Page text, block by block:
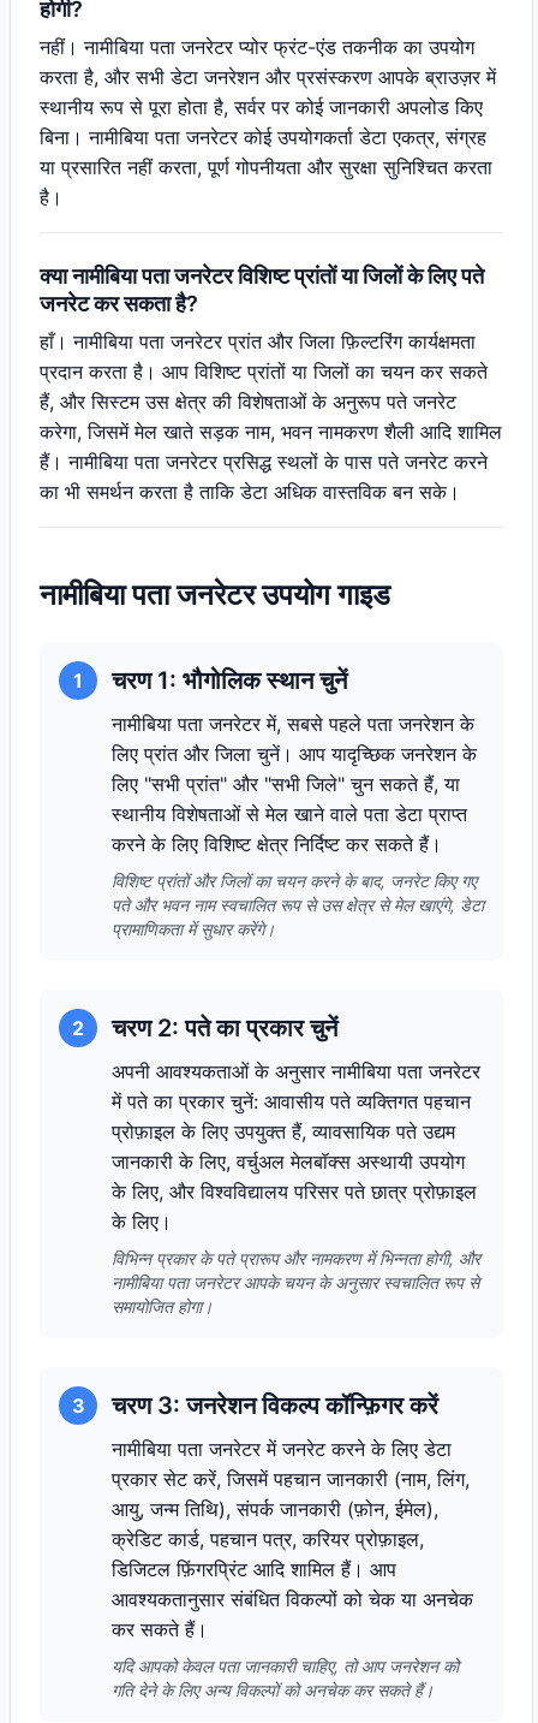
होगी?
नहीं। नामीबिया पता जनरेटर प्योर फ्रंट-एंड तकनीक का उपयोग
करता है, और सभी डेटा जनरेशन और प्रसंस्करण आपके ब्राउज़र में
स्थानीय रूप से पूरा होता है, सर्वर पर कोई जानकारी अपलोड किए
बिना। नामीबिया पता जनरेटर कोई उपयोगकर्ता डेटा एकत्र, संग्रह
या प्रसारित नहीं करता, पूर्ण गोपनीयता और सुरक्षा सुनिश्चित करता
है।
क्या नामीबिया पता जनरेटर विशिष्ट प्रांतों या जिलों के लिए पते
जनरेट कर सकता है?
हाँ। नामीबिया पता जनरेटर प्रांत और जिला फ़िल्टरिंग कार्यक्षमता
प्रदान करता है। आप विशिष्ट प्रांतों या जिलों का चयन कर सकते
हैं, और सिस्टम उस क्षेत्र की विशेषताओं के अनुरूप पते जनरेट
करेगा, जिसमें मेल खाते सड़क नाम, भवन नामकरण शैली आदि शामिल
हैं। नामीबिया पता जनरेटर प्रसिद्ध स्थलों के पास पते जनरेट करने
का भी समर्थन करता है ताकि डेटा अधिक वास्तविक बन सके।
नामीबिया पता जनरेटर उपयोग गाइड
1 चरण 1: भौगोलिक स्थान चुनें
नामीबिया पता जनरेटर में, सबसे पहले पता जनरेशन के
लिए प्रांत और जिला चुनें। आप यादृच्छिक जनरेशन के
लिए "सभी प्रांत" और "सभी जिले" चुन सकते हैं, या
स्थानीय विशेषताओं से मेल खाने वाले पता डेटा प्राप्त
करने के लिए विशिष्ट क्षेत्र निर्दिष्ट कर सकते हैं।
विशिष्ट प्रांतों और जिलों का चयन करने के बाद, जनरेट किए गए
पते और भवन नाम स्वचालित रूप से उस क्षेत्र से मेल खाएंगे, डेटा
प्रामाणिकता में सुधार करेंगे।
2 चरण 2: पते का प्रकार चुनें
अपनी आवश्यकताओं के अनुसार नामीबिया पता जनरेटर
में पते का प्रकार चुनें: आवासीय पते व्यक्तिगत पहचान
प्रोफ़ाइल के लिए उपयुक्त हैं, व्यावसायिक पते उद्यम
जानकारी के लिए, वर्चुअल मेलबॉक्स अस्थायी उपयोग
के लिए, और विश्वविद्यालय परिसर पते छात्र प्रोफ़ाइल
के लिए।
विभिन्न प्रकार के पते प्रारूप और नामकरण में भिन्नता होगी, और
नामीबिया पता जनरेटर आपके चयन के अनुसार स्वचालित रूप से
समायोजित होगा।
3 चरण 3: जनरेशन विकल्प कॉन्फ़िगर करें
नामीबिया पता जनरेटर में जनरेट करने के लिए डेटा
प्रकार सेट करें, जिसमें पहचान जानकारी (नाम, लिंग,
आयु, जन्म तिथि), संपर्क जानकारी (फ़ोन, ईमेल),
क्रेडिट कार्ड, पहचान पत्र, करियर प्रोफ़ाइल,
डिजिटल फ़िंगरप्रिंट आदि शामिल हैं। आप
आवश्यकतानुसार संबंधित विकल्पों को चेक या अनचेक
कर सकते हैं।
यदि आपको केवल पता जानकारी चाहिए, तो आप जनरेशन को
गति देने के लिए अन्य विकल्पों को अनचेक कर सकते हैं।